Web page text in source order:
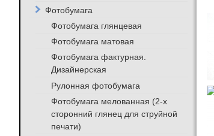
Фотобумага
Фотобумага глянцевая
Фотобумага матовая
Фотобумага фактурная.
Дизайнерская
Рулонная фотобумага
Фотобумага мелованная (2-х
сторонний глянец для струйной
печати)